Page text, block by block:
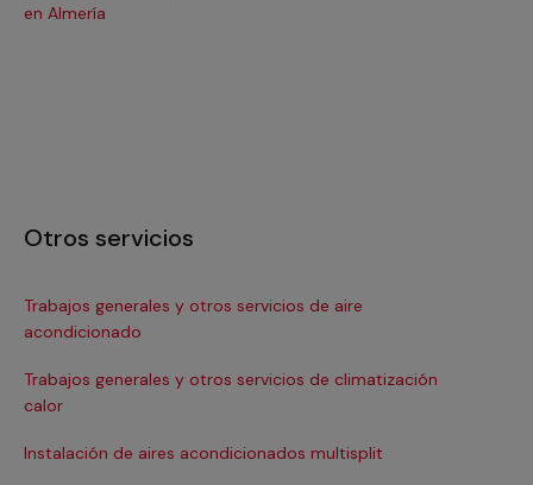
en Almería
Otros servicios
Trabajos generales y otros servicios de aire
acondicionado
Trabajos generales y otros servicios de climatización
calor
Instalación de aires acondicionados multisplit